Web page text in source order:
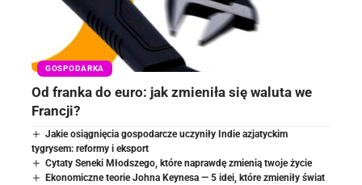
GOSPODARKA
Od franka do euro: jak zmieniła się waluta we
Francji?
Jakie osiągnięcia gospodarcze uczyniły Indie azjatyckim
tygrysem: reformy i eksport
Cytaty Seneki Młodszego, które naprawdę zmienią twoje życie
Ekonomiczne teorie Johna Keynesa — 5 idei, które zmieniły świat